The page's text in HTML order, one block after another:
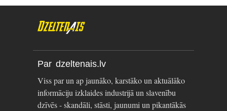
Par dzeltenais.lv
Viss par un ap jaunāko, karstāko un aktuālāko
informāciju izklaides industrijā un slavenību
dzīvēs - skandāli, stāsti, jaunumi un pikantākās